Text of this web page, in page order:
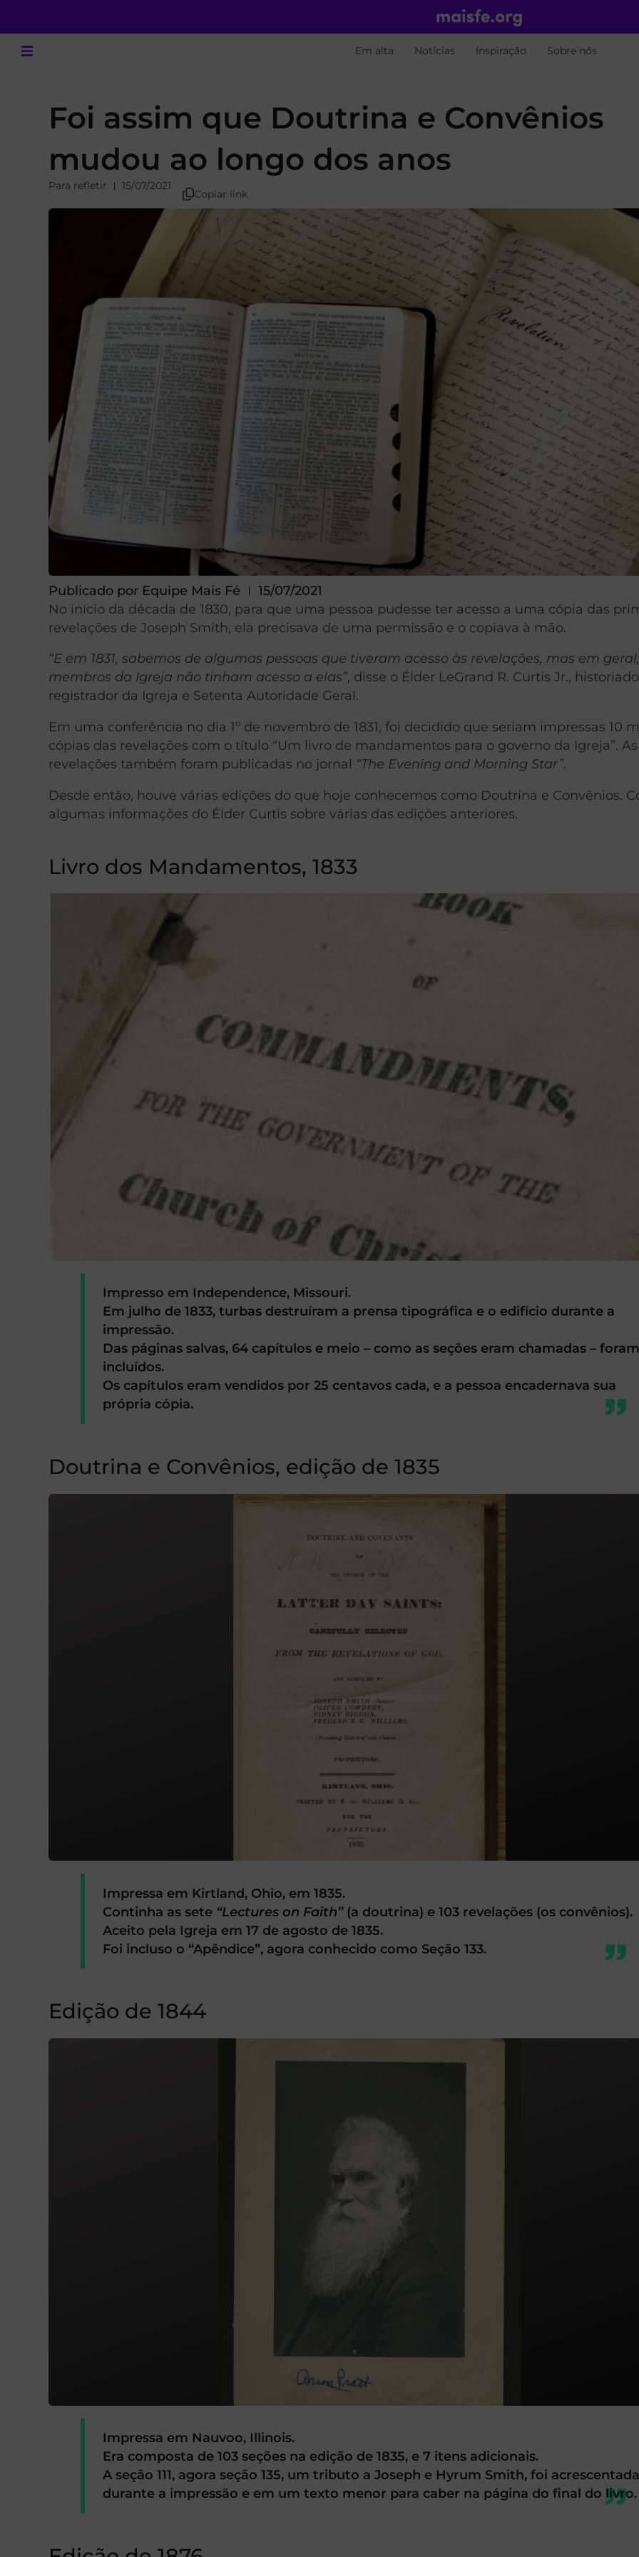
Em alta Notícias Inspiração Sobre nós
Foi assim que Doutrina e Convênios
mudou ao longo dos anos
Para refletir 15/07/2021
Copiar link
Publicado por Equipe Mais Fé
15/07/2021
No início da década de 1830, para que uma pessoa pudesse ter acesso a uma cópia das
revelações de Joseph Smith, ela precisava de uma permissão e o copiava à mão.
“E em 1831, sabemos de algumas pessoas que tiveram acesso às revelações, mas em
membros da Igreja não tinham acesso a elas”, disse o Élder LeGrand R. Curtis Jr.,
registrador da Igreja e Setenta Autoridade Geral.
Em uma conferência no dia 1º de novembro de 1831, foi decidido que seriam impressas 10
cópias das revelações com o título “Um livro de mandamentos para o governo da Igreja”. As
revelações também foram publicadas no jornal “The Evening and Morning Star”.
Desde então, houve várias edições do que hoje conhecemos como Doutrina e Convênios.
algumas informações do Élder Curtis sobre várias das edições anteriores.
Livro dos Mandamentos, 1833
Impresso em Independence, Missouri.
Em julho de 1833, turbas destruíram a prensa tipográfica e o edifício durante a
impressão.
Das páginas salvas, 64 capítulos e meio – como as seções eram chamadas –
incluídos.
Os capítulos eram vendidos por 25 centavos cada, e a pessoa encadernava sua
própria cópia.
Doutrina e Convênios, edição de 1835
Impressa em Kirtland, Ohio, em 1835.
Continha as sete “Lectures on Faith”(a doutrina) e 103 revelações (os convênios).
Aceito pela Igreja em 17 de agosto de 1835.
Foi incluso o “Apêndice”, agora conhecido como Seção 133.
Edição de 1844
Impressa em Nauvoo, Illinois.
Era composta de 103 seções na edição de 1835, e 7 itens adicionais.
A seção 111, agora seção 135, um tributo a Joseph e Hyrum Smith, foi
durante a impressão e em um texto menor para caber na página do final do livro.